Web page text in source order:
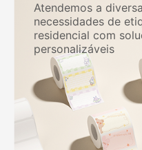
Atendemos a
necessidades de
residencial com
personalizáveis